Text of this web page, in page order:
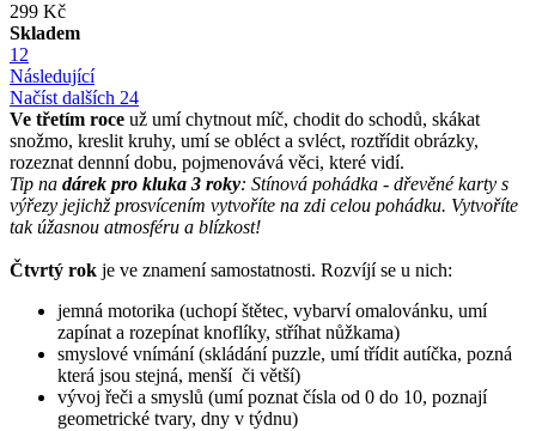
299 Kč
Skladem
1 2
Následující
Načíst dalších 24
Ve třetím roce už umí chytnout míč, chodit do schodů, skákat
snožmo, kreslit kruhy, umí se obléct a svléct, roztřídit obrázky,
rozeznat dennní dobu, pojmenovává věci, které vidí.
Tip na dárek pro kluka 3 roky: Stínová pohádka - dřevěné karty s
výřezy jejichž prosvícením vytvoříte na zdi celou pohádku. Vytvoříte
tak úžasnou atmosféru a blízkost!
Čtvrtý rok je ve znamení samostatnosti. Rozvíjí se u nich:
jemná motorika (uchopí štětec, vybarví omalovánku, umí
zapínat a rozepínat knoflíky, stříhat nůžkama)
smyslové vnímání (skládání puzzle, umí třídit autíčka, pozná
která jsou stejná, menší či větší)
vývoj řeči a smyslů (umí poznat čísla od 0 do 10, poznají
geometrické tvary, dny v týdnu)